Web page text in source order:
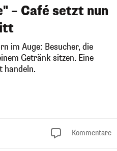
– Café setzt nun
im Auge: Besucher, die
Getränk sitzen. Eine
handeln.
Kommentare